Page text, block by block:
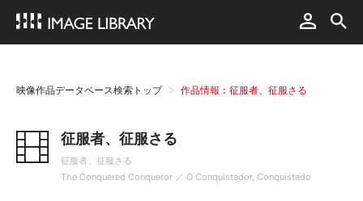
映像作品データベース検索トップ 作品情報：征服者、征服さる
征服者、征服さる
征服者、征服さる
The Conquered Conqueror ／ O Conquistador, Conquistado